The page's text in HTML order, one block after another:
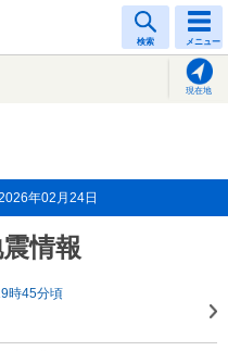
検索 メニュー
現在地
年02月24日
情報
時45分頃